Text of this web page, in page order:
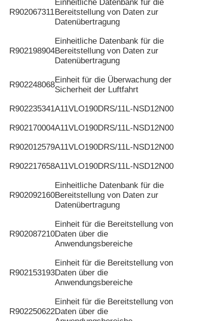
R902067311
Einheitliche Datenbank für die
Bereitstellung von Daten zur
Datenübertragung
R902198904
Einheitliche Datenbank für die
Bereitstellung von Daten zur
Datenübertragung
R902248068
Einheit für die Überwachung der
Sicherheit der Luftfahrt
R902235341A11VLO190DRS/11L-NSD12N00
R902170004A11VLO190DRS/11L-NSD12N00
R902012579A11VLO190DRS/11L-NSD12N00
R902217658A11VLO190DRS/11L-NSD12N00
R902092160
Einheitliche Datenbank für die
Bereitstellung von Daten zur
Datenübertragung
R902087210
Einheit für die Bereitstellung von
Daten über die
Anwendungsbereiche
R902153193
Einheit für die Bereitstellung von
Daten über die
Anwendungsbereiche
R902250622
Einheit für die Bereitstellung von
Daten über die